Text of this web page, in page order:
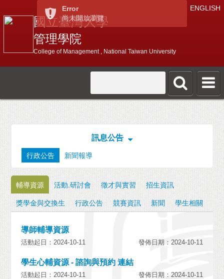
ENGLISH
國立臺灣大學
管理學院
College of Management , National Taiwan University
訊息公告
行政公告 新聞報導
輔導資源 活動.研討會 徵才與實習
招生資訊
獎學金與交換生
行政公告 競賽資訊 新聞 學生相關
導師輔導資源
活動起日：2024-10-11 發佈日期：2024-10-11
學生心輔資源 - 諮詢與預約 連結
活動起日：2024-10-11 發佈日期：2024-10-11
Error
尚未開放瀏覽